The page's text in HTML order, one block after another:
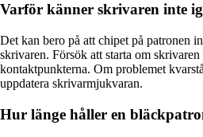
Varför känner skrivaren inte
Det kan bero på att chipet på patronen
skrivaren. Försök att starta om skrivaren
kontaktpunkterna. Om problemet
uppdatera skrivarmjukvaran.
Hur länge håller en